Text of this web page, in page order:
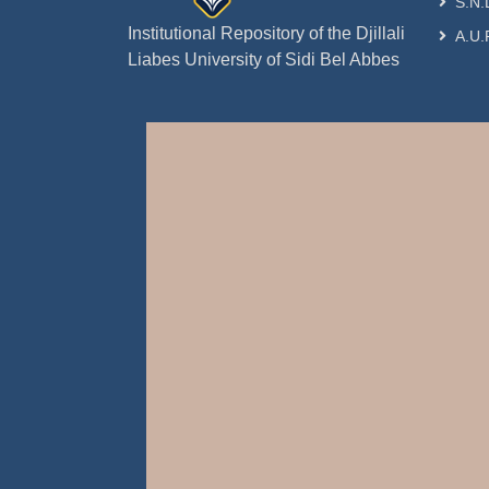
Institutional Repository of the Djillali
Liabes University of Sidi Bel Abbes